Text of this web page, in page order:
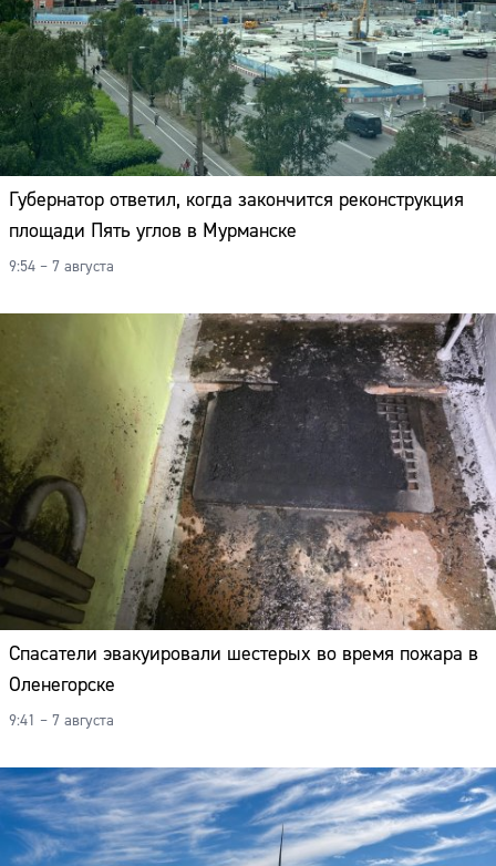
Губернатор ответил, когда закончится реконструкция
площади Пять углов в Мурманске
9:54 – 7 августа
Спасатели эвакуировали шестерых во время пожара в
Оленегорске
9:41 – 7 августа